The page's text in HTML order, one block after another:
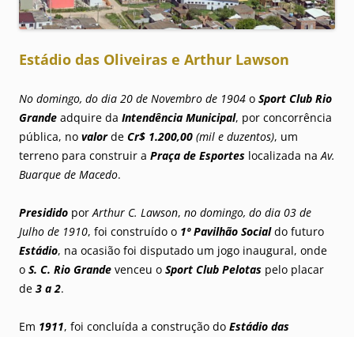
Estádio das Oliveiras e Arthur Lawson
No domingo, do dia 20 de Novembro de 1904 o Sport Club Rio
Grande adquire da Intendência Municipal, por concorrência
pública, no valorde Cr$ 1.200,00 (mil e duzentos), um
terreno para construir a Praça de Esportes localizada naAv.
Buarque de Macedo.
Presidido porArthur C. Lawson, no domingo, do dia 03 de
Julho de 1910, foi construído o 1º Pavilhão Socialdo futuro
Estádio, na ocasião foi disputado um jogo inaugural, onde
o S. C. Rio Grande venceu o Sport Club Pelotas pelo placar
de 3 a 2.
Em 1911, foi concluída a construção do Estádio das